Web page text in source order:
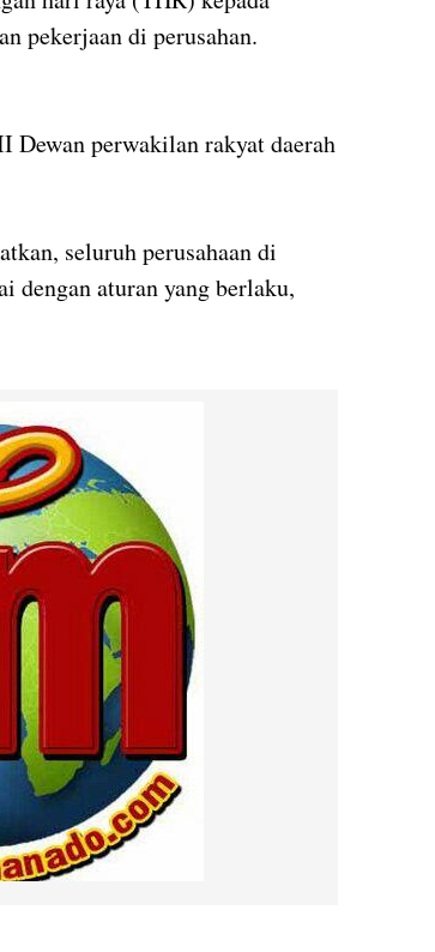
pekerjaan di perusahan.
perwakilan rakyat daerah
seluruh perusahaan di
dengan aturan yang berlaku,